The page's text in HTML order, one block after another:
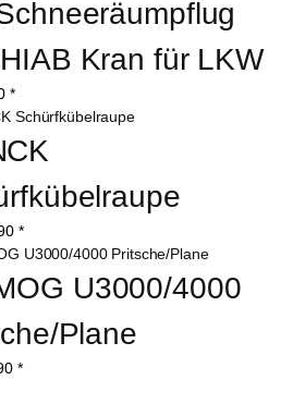
Kran für LKW
*
*
U3000/4000
Plane
*